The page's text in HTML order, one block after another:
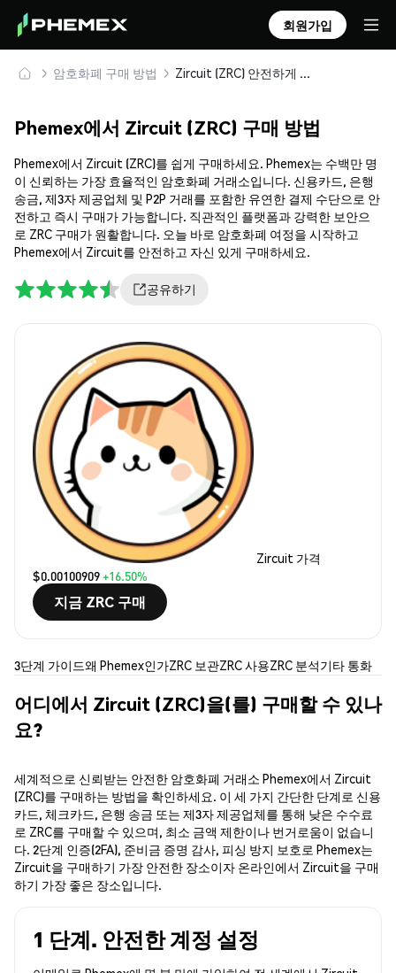
회원가입
암호화폐 구매 방법 Zircuit (ZRC) 안전하게 구매 및 보관
Phemex에서 Zircuit (ZRC) 구매 방법
Phemex에서 Zircuit (ZRC)를 쉽게 구매하세요. Phemex는 수백만 명
이 신뢰하는 가장 효율적인 암호화폐 거래소입니다. 신용카드, 은행
송금, 제3자 제공업체 및 P2P 거래를 포함한 유연한 결제 수단으로 안
전하고 즉시 구매가 가능합니다. 직관적인 플랫폼과 강력한 보안으
로 ZRC 구매가 원활합니다. 오늘 바로 암호화폐 여정을 시작하고
Phemex에서 Zircuit를 안전하고 자신 있게 구매하세요.
공유하기
Zircuit 가격
$0.00100909+16.50%
지금 ZRC 구매
3단계 가이드왜 Phemex인가ZRC 보관ZRC 사용ZRC 분석기타 통화
어디에서 Zircuit (ZRC)을(를) 구매할 수 있나
요?
세계적으로 신뢰받는 안전한 암호화폐 거래소 Phemex에서 Zircuit
(ZRC)를 구매하는 방법을 확인하세요. 이 세 가지 간단한 단계로 신용
카드, 체크카드, 은행 송금 또는 제3자 제공업체를 통해 낮은 수수료
로 ZRC를 구매할 수 있으며, 최소 금액 제한이나 번거로움이 없습니
다. 2단계 인증(2FA), 준비금 증명 감사, 피싱 방지 보호로 Phemex는
Zircuit을 구매하기 가장 안전한 장소이자 온라인에서 Zircuit을 구매
하기 가장 좋은 장소입니다.
1 단계. 안전한 계정 설정